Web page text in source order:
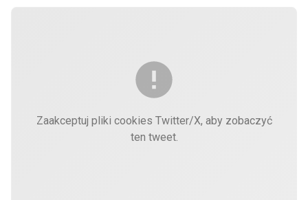
Zaakceptuj pliki cookies Twitter/X, aby zobaczyć
ten tweet.